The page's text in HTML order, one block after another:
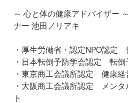
～ 心と体の健康アドバイザー
ナー 池田ノリアキ
・厚生労働省・認定NPO認定
・日本転倒予防学会認定 転倒
・東京商工会議所認定 健康経
・大阪商工会議所認定 メンタ
ト